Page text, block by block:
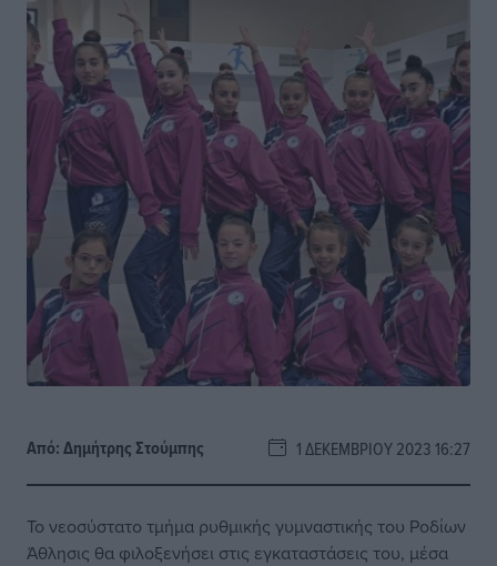
Από:Δημήτρης Στούμπης 1 ΔΕΚΕΜΒΡΊΟΥ 2023 16:27
Το νεοσύστατο τμήμα ρυθμικής γυμναστικής του Ροδίων
Άθλησις θα φιλοξενήσει στις εγκαταστάσεις του, μέσα